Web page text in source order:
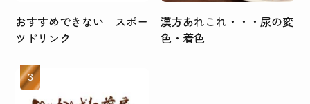
おすすめできない スポー
ツドリンク
漢方あれこれ・・・尿の変
色・着色